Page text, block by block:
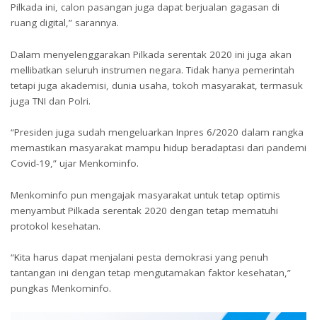
Pilkada ini, calon pasangan juga dapat berjualan gagasan di
ruang digital,” sarannya.
Dalam menyelenggarakan Pilkada serentak 2020 ini juga akan
mellibatkan seluruh instrumen negara. Tidak hanya pemerintah
tetapi juga akademisi, dunia usaha, tokoh masyarakat, termasuk
juga TNI dan Polri.
“Presiden juga sudah mengeluarkan Inpres 6/2020 dalam rangka
memastikan masyarakat mampu hidup beradaptasi dari pandemi
Covid-19,” ujar Menkominfo.
Menkominfo pun mengajak masyarakat untuk tetap optimis
menyambut Pilkada serentak 2020 dengan tetap mematuhi
protokol kesehatan.
“Kita harus dapat menjalani pesta demokrasi yang penuh
tantangan ini dengan tetap mengutamakan faktor kesehatan,”
pungkas Menkominfo.